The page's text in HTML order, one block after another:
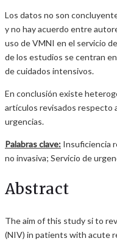
Los datos no son
y no hay acuerdo entre
uso de VMNI en el servicio
de los estudios se centran
de cuidados intensivos.
En conclusión existe
artículos revisados respecto
urgencias.
Palabras clave: Insuficiencia
no invasiva; Servicio de
Abstract
The aim of this study si to
(NIV) in patients with acute